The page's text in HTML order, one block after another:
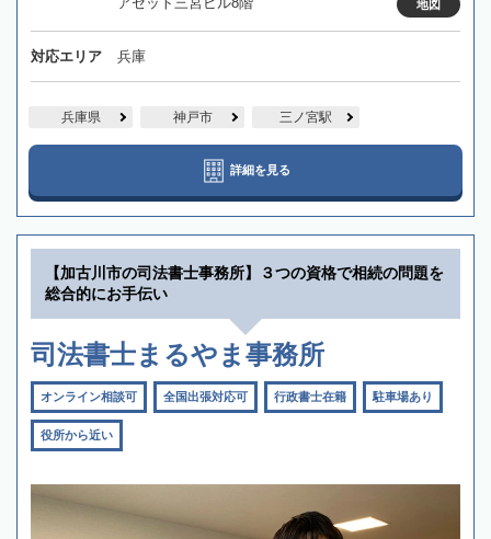
地図
対応エリア 兵庫
兵庫県 神戸市 三ノ宮駅
詳細を見る
【加古川市の司法書士事務所】３つの資格で相続の問題を
総合的にお手伝い
司法書士まるやま事務所
オンライン相談可 全国出張対応可 行政書士在籍 駐車場あり
役所から近い